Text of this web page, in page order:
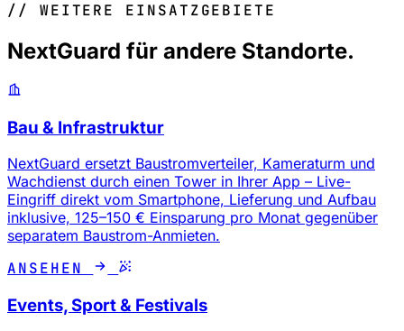
// WEITERE EINSATZGEBIETE
NextGuard für andere Standorte.
Bau & Infrastruktur
NextGuard ersetzt Baustromverteiler, Kameraturm und
Wachdienst durch einen Tower in Ihrer App – Live-
Eingriff direkt vom Smartphone, Lieferung und Aufbau
inklusive, 125–150 € Einsparung pro Monat gegenüber
separatem Baustrom-Anmieten.
ANSEHEN
Events, Sport & Festivals